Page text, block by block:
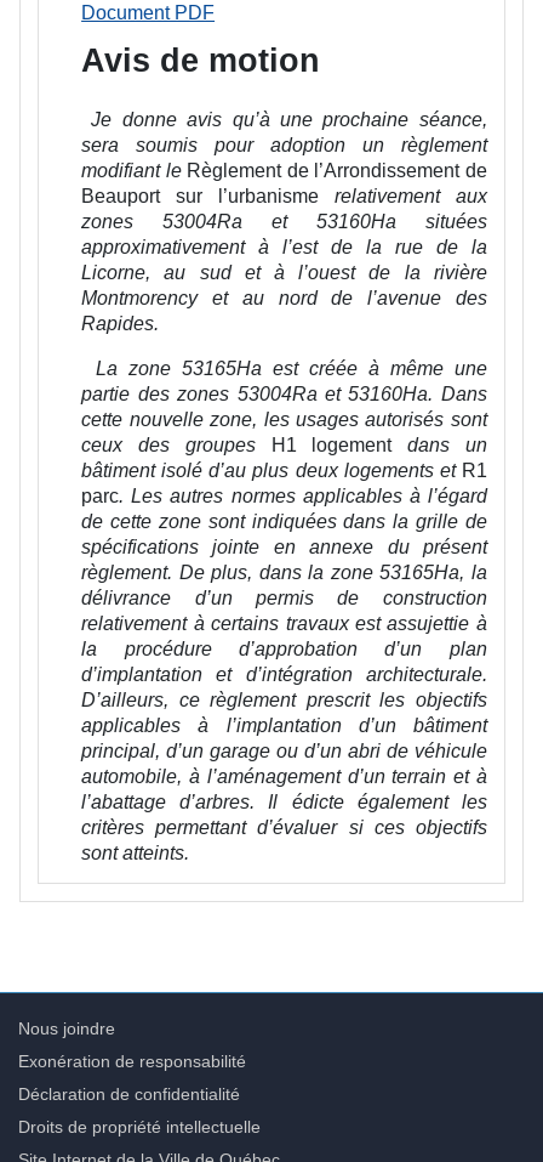
Document PDF
Avis de motion
Je donne avis qu’à une prochaine séance,
sera soumis pour adoption un règlement
modifiant le Règlement de l’Arrondissement de
Beauport sur l’urbanisme relativement aux
zones 53004Ra et 53160Ha situées
approximativement à l’est de la rue de la
Licorne, au sud et à l’ouest de la rivière
Montmorency et au nord de l’avenue des
Rapides.
La zone 53165Ha est créée à même une
partie des zones 53004Ra et 53160Ha. Dans
cette nouvelle zone, les usages autorisés sont
ceux des groupes H1 logementdans un
bâtiment isolé d’au plus deux logements et R1
parc. Les autres normes applicables à l’égard
de cette zone sont indiquées dans la grille de
spécifications jointe en annexe du présent
règlement. De plus, dans la zone 53165Ha, la
délivrance d’un permis de construction
relativement à certains travaux est assujettie à
la procédure d’approbation d’un plan
d’implantation et d’intégration architecturale.
D’ailleurs, ce règlement prescrit les objectifs
applicables à l’implantation d’un bâtiment
principal, d’un garage ou d’un abri de véhicule
automobile, à l’aménagement d’un terrain et à
l’abattage d’arbres. Il édicte également les
critères permettant d’évaluer si ces objectifs
sont atteints.
Nous joindre
Exonération de responsabilité
Déclaration de confidentialité
Droits de propriété intellectuelle